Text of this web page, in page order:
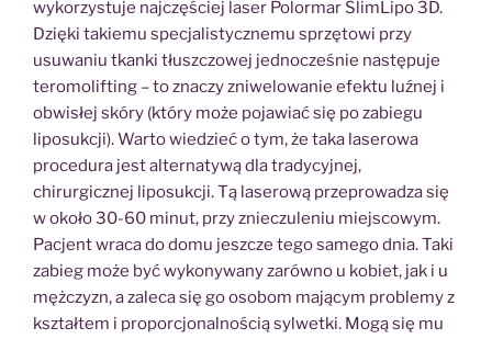
wykorzystuje najczęściej laser Polormar SlimLipo 3D.
Dzięki takiemu specjalistycznemu sprzętowi przy
usuwaniu tkanki tłuszczowej jednocześnie następuje
teromolifting – to znaczy zniwelowanie efektu luźnej i
obwisłej skóry (który może pojawiać się po zabiegu
liposukcji). Warto wiedzieć o tym, że taka laserowa
procedura jest alternatywą dla tradycyjnej,
chirurgicznej liposukcji. Tą laserową przeprowadza się
w około 30-60 minut, przy znieczuleniu miejscowym.
Pacjent wraca do domu jeszcze tego samego dnia. Taki
zabieg może być wykonywany zarówno u kobiet, jak i u
mężczyzn, a zaleca się go osobom mającym problemy z
kształtem i proporcjonalnością sylwetki. Mogą się mu